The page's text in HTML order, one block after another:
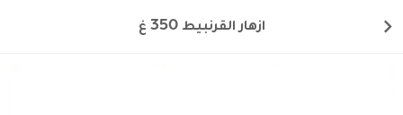
ازهار القرنبيط 350 غ